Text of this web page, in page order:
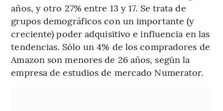
años, y otro 27% entre 13 y 17. Se trata de
grupos demográficos con un importante (y
creciente) poder adquisitivo e influencia en las
tendencias. Sólo un 4% de los compradores de
Amazon son menores de 26 años, según la
empresa de estudios de mercado Numerator.